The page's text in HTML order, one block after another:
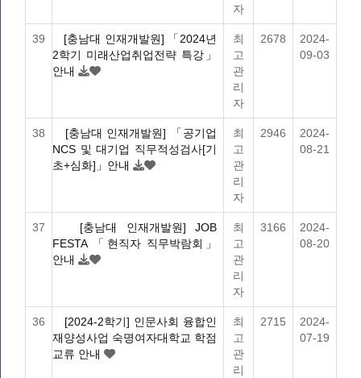
자
39
[충남대 인재개발원] 「2024년
2학기 미래산업취업전략 특강」
안내
최
고
관
리
자
2678
2024-
09-03
38
[충남대 인재개발원] 「공기업
NCS 및 대기업 직무적성검사[기
초+심화]」안내
최
고
관
리
자
2946
2024-
08-21
37
[충남대 인재개발원] JOB
FESTA 「현직자 직무박람회」
안내
최
고
관
리
자
3166
2024-
08-20
36
[2024-2학기] 인문사회 융합인
재양성사업 숙명여자대학교 학점
교류 안내
최
고
관
리
2715
2024-
07-19